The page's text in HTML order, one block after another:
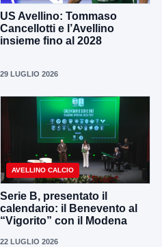
US Avellino: Tommaso
Cancellotti e l’Avellino
insieme fino al 2028
29 LUGLIO 2026
AVELLINO CALCIO
Serie B, presentato il
calendario: il Benevento al
“Vigorito” con il Modena
22 LUGLIO 2026